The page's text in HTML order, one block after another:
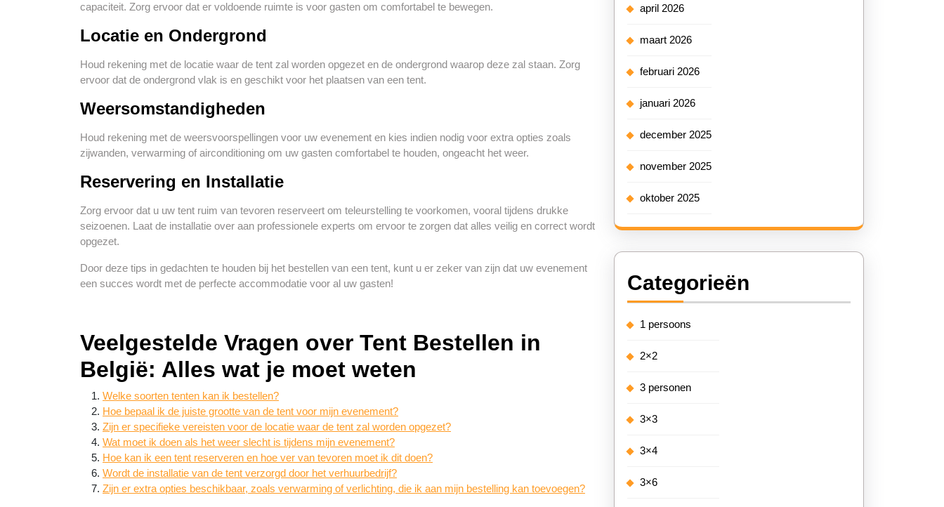
capaciteit. Zorg ervoor dat er voldoende ruimte is voor gasten om comfortabel te bewegen.
Locatie en Ondergrond
Houd rekening met de locatie waar de tent zal worden opgezet en de ondergrond waarop deze zal staan. Zorg
ervoor dat de ondergrond vlak is en geschikt voor het plaatsen van een tent.
Weersomstandigheden
Houd rekening met de weersvoorspellingen voor uw evenement en kies indien nodig voor extra opties zoals
zijwanden, verwarming of airconditioning om uw gasten comfortabel te houden, ongeacht het weer.
Reservering en Installatie
Zorg ervoor dat u uw tent ruim van tevoren reserveert om teleurstelling te voorkomen, vooral tijdens drukke
seizoenen. Laat de installatie over aan professionele experts om ervoor te zorgen dat alles veilig en correct wordt
opgezet.
Door deze tips in gedachten te houden bij het bestellen van een tent, kunt u er zeker van zijn dat uw evenement
een succes wordt met de perfecte accommodatie voor al uw gasten!
Veelgestelde Vragen over Tent Bestellen in
België: Alles wat je moet weten
Welke soorten tenten kan ik bestellen?
Hoe bepaal ik de juiste grootte van de tent voor mijn evenement?
Zijn er specifieke vereisten voor de locatie waar de tent zal worden opgezet?
Wat moet ik doen als het weer slecht is tijdens mijn evenement?
Hoe kan ik een tent reserveren en hoe ver van tevoren moet ik dit doen?
Wordt de installatie van de tent verzorgd door het verhuurbedrijf?
Zijn er extra opties beschikbaar, zoals verwarming of verlichting, die ik aan mijn bestelling kan toevoegen?
april 2026
maart 2026
februari 2026
januari 2026
december 2025
november 2025
oktober 2025
Categorieën
1 persoons
2×2
3 personen
3×3
3×4
3×6